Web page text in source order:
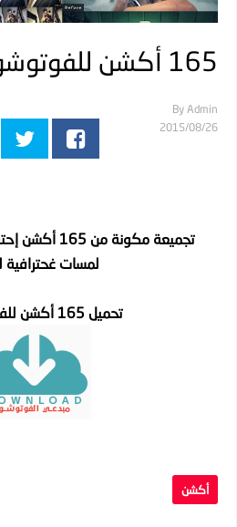
165 أكشن للفوتوشوب
By Admin
26‏/08‏/2015
تجميعة مكونة
لمسات غحترافية
تحميل 165 أكشن للفوتوشوب:
أكشن